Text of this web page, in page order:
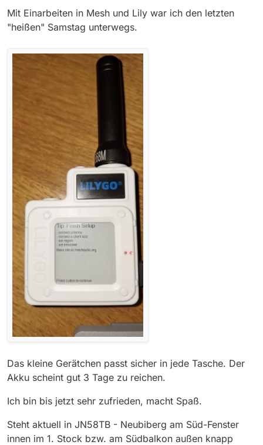
Mit Einarbeiten in Mesh und Lily war ich den letzten
"heißen" Samstag unterwegs.
Das kleine Gerätchen passt sicher in jede Tasche. Der
Akku scheint gut 3 Tage zu reichen.
Ich bin bis jetzt sehr zufrieden, macht Spaß.
Steht aktuell in JN58TB - Neubiberg am Süd-Fenster
innen im 1. Stock bzw. am Südbalkon außen knapp